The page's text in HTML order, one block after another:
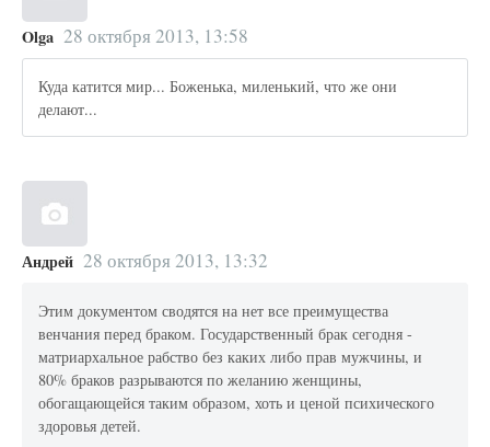
Olga 28 октября 2013, 13:58
Куда катится мир... Боженька, миленький, что же они
делают...
Андрей 28 октября 2013, 13:32
Этим документом сводятся на нет все преимущества
венчания перед браком. Государственный брак сегодня -
матриархальное рабство без каких либо прав мужчины, и
80% браков разрываются по желанию женщины,
обогащающейся таким образом, хоть и ценой психического
здоровья детей.